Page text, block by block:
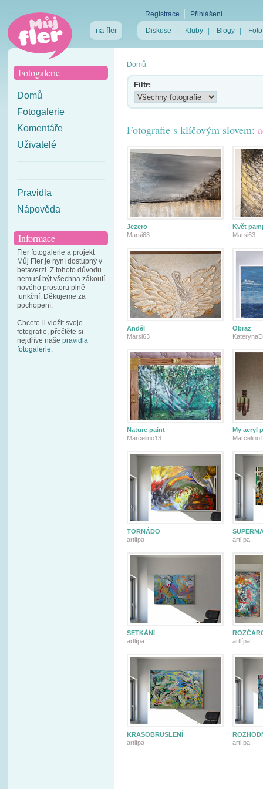
na fler
Registrace
Přihlášení
Diskuse
Kluby Blogy Foto
Fotogalerie
Domů
Fotogalerie
Komentáře
Uživatelé
Pravidla
Nápověda
Informace
Fler fotogalerie a projekt
Můj Fler je nyní dostupný v
betaverzi. Z tohoto důvodu
nemusí být všechna zákoutí
nového prostoru plně
funkční. Děkujeme za
pochopení.
Chcete-li vložit svoje
fotografie, přečtěte si
nejdříve naše pravidla
fotogalerie.
Domů
Filtr:
Fotografie s klíčovým slovem:
Jezero
Marsi63
Květ
Marsi63
Anděl
Marsi63
Obraz
Nature paint
Marcelino13
My acryl
TORNÁDO
artlípa
artlípa
SETKÁNÍ
artlípa
artlípa
KRASOBRUSLENÍ
artlípa
artlípa